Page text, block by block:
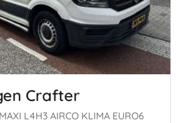
Crafter
L4H3 AIRCO KLIMA EURO6